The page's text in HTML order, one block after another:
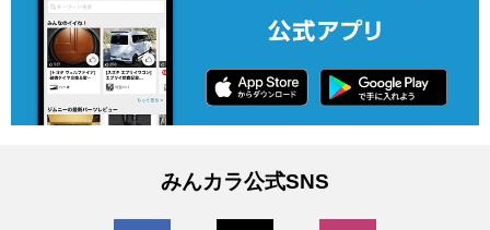
みんカラ公式SNS